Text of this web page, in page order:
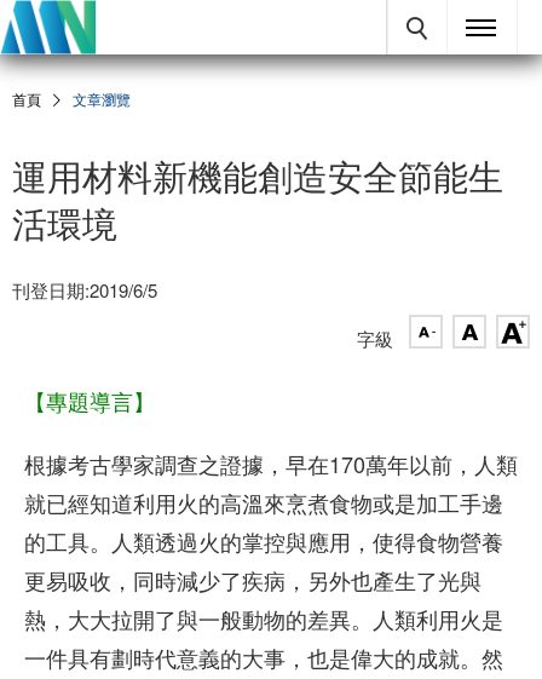
首頁 文章瀏覽
運用材料新機能創造安全節能生
活環境
刊登日期:2019/6/5
字級
【專題導言】
根據考古學家調查之證據，早在170萬年以前，人類
就已經知道利用火的高溫來烹煮食物或是加工手邊
的工具。人類透過火的掌控與應用，使得食物營養
更易吸收，同時減少了疾病，另外也產生了光與
熱，大大拉開了與一般動物的差異。人類利用火是
一件具有劃時代意義的大事，也是偉大的成就。然